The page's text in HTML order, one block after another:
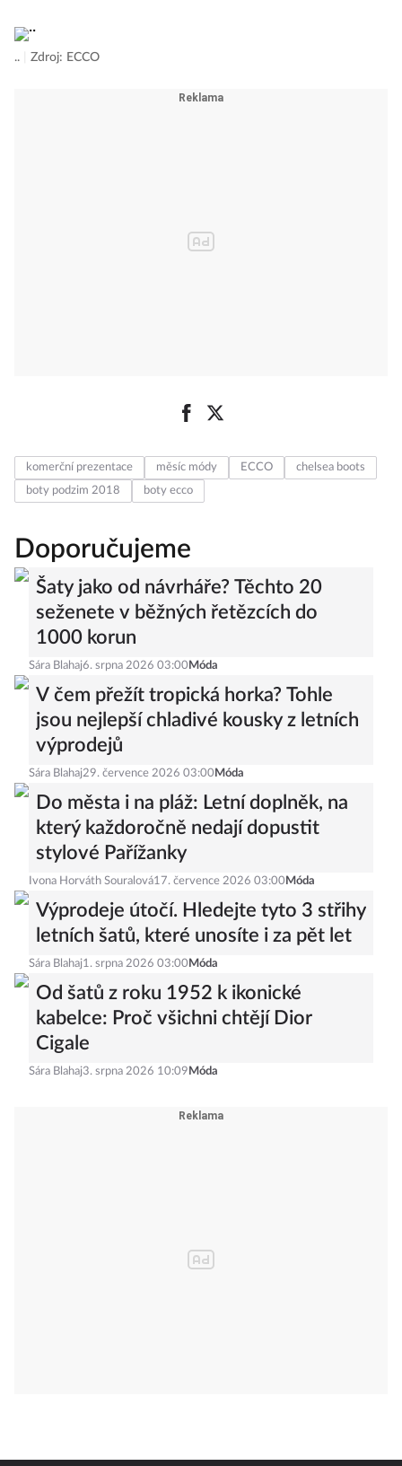
.. Zdroj: ECCO
komerční prezentace měsíc módy ECCO
chelsea boots
boty podzim 2018
boty ecco
Doporučujeme
Šaty jako od návrháře? Těchto 20
seženete v běžných řetězcích do
1000 korun
Sára Blahaj6. srpna 2026 03:00 Móda
V čem přežít tropická horka? Tohle
jsou nejlepší chladivé kousky z letních
výprodejů
Sára Blahaj29. července 2026 03:00 Móda
Do města i na pláž: Letní doplněk, na
který každoročně nedají dopustit
stylové Pařížanky
Ivona Horváth Souralová17. července 2026 03:00 Móda
Výprodeje útočí. Hledejte tyto 3 střihy
letních šatů, které unosíte i za pět let
Sára Blahaj1. srpna 2026 03:00 Móda
Od šatů z roku 1952 k ikonické
kabelce: Proč všichni chtějí Dior
Cigale
Sára Blahaj3. srpna 2026 10:09 Móda